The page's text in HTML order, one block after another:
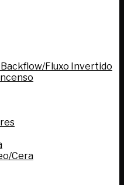
Fluxo Invertido
Cera